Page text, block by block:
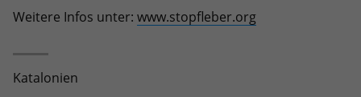
Weitere Infos unter: www.stopfleber.org
Katalonien